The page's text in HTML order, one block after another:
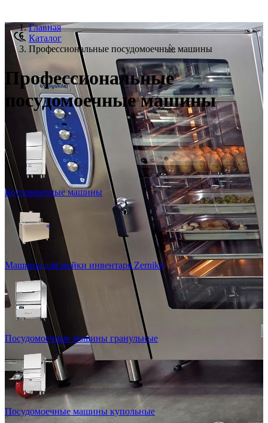
Главная
Каталог
Профессиональные посудомоечные машины
Профессиональные
посудомоечные машины
Котломоечные машины
Машины для мойки инвентаря Zernike
Посудомоечные машины гранульные
Посудомоечные машины купольные